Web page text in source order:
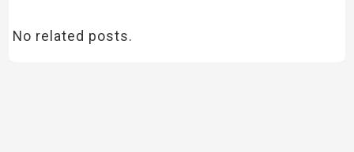
No related posts.